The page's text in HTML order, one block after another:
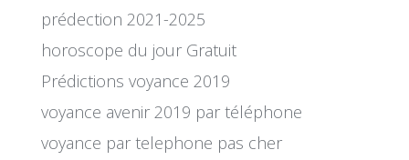
prédection 2021-2025
horoscope du jour Gratuit
Prédictions voyance 2019
voyance avenir 2019 par téléphone
voyance par telephone pas cher